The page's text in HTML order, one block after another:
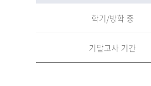
학기/방학 중
기말고사 기간